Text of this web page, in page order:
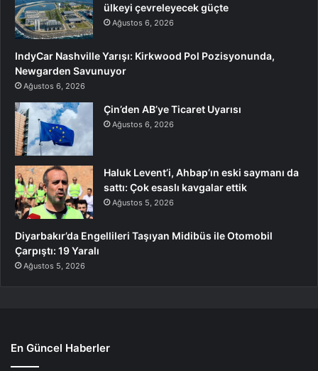
ülkeyi çevreleyecek güçte
Ağustos 6, 2026
IndyCar Nashville Yarışı: Kirkwood Pol Pozisyonunda,
Newgarden Savunuyor
Ağustos 6, 2026
Çin’den AB’ye Ticaret Uyarısı
Ağustos 6, 2026
Haluk Levent’i, Ahbap’ın eski saymanı da
sattı: Çok esaslı kavgalar ettik
Ağustos 5, 2026
Diyarbakır’da Engellileri Taşıyan Midibüs ile Otomobil
Çarpıştı: 19 Yaralı
Ağustos 5, 2026
En Güncel Haberler